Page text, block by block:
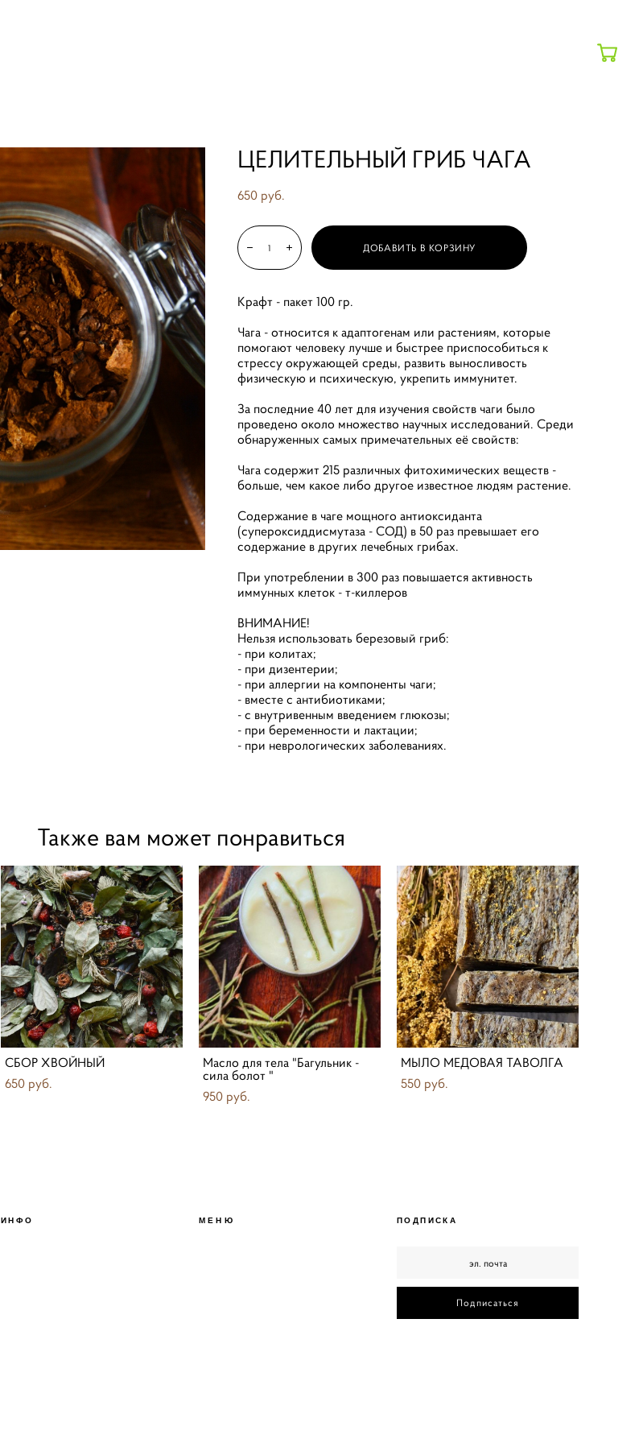
ЦЕЛИТЕЛЬНЫЙ ГРИБ ЧАГА
650 pуб.
ДОБАВИТЬ В КОРЗИНУ
Крафт - пакет 100 гр.
Чага - относится к адаптогенам или растениям, которые
помогают человеку лучше и быстрее приспособиться к
стрессу окружающей среды, развить выносливость
физическую и психическую, укрепить иммунитет.
За последние 40 лет для изучения свойств чаги было
проведено около множество научных исследований. Среди
обнаруженных самых примечательных её свойств:
Чага содержит 215 различных фитохимических веществ -
больше, чем какое либо другое известное людям растение.
Содержание в чаге мощного антиоксиданта
(супероксиддисмутаза - СОД) в 50 раз превышает его
содержание в других лечебных грибах.
При употреблении в 300 раз повышается активность
иммунных клеток - т-киллеров
ВНИМАНИЕ!
Нельзя использовать березовый гриб:
- при колитах;
- при дизентерии;
- при аллергии на компоненты чаги;
- вместе с антибиотиками;
- с внутривенным введением глюкозы;
- при беременности и лактации;
- при неврологических заболеваниях.
Также вам может понравиться
СБОР ХВОЙНЫЙ
650 pуб.
Масло для тела "Багульник -
сила болот "
950 pуб.
МЫЛО МЕДОВАЯ ТАВОЛГА
550 pуб.
ИНФО МЕНЮ ПОДПИСКА
Подписаться